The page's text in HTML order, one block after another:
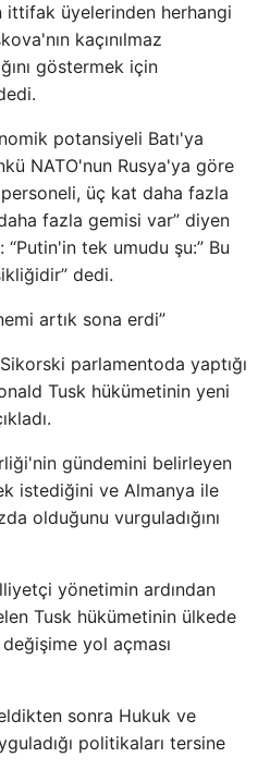
ittifak üyelerinden herhangi
kaçınılmaz
göstermek için
potansiyeli Batı'ya
NATO'nun Rusya'ya göre
üç kat daha fazla
fazla gemisi var” diyen
tek umudu şu:” Bu
dedi.
artık sona erdi”
parlamentoda yaptığı
Tusk hükümetinin yeni
gündemini belirleyen
istediğini ve Almanya ile
olduğunu vurguladığını
yönetimin ardından
Tusk hükümetinin ülkede
yol açması
sonra Hukuk ve
politikaları tersine